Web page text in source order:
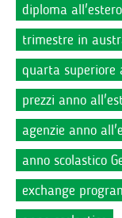
diploma all'estero
trimestre in
quarta superiore
prezzi anno
agenzie anno
anno scolastico
exchange